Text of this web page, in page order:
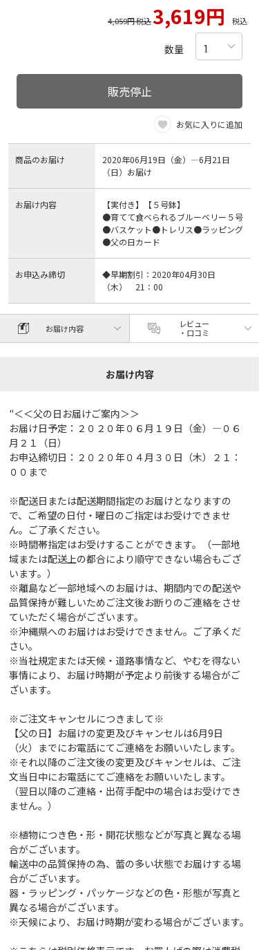
4,059円 税込3,619円 税込
数量
販売停止
お気に入りに追加
商品のお届け
2020年06月19日（金）―6月21日
（日）お届け
お届け内容
【実付き】【５号鉢】
●育てて食べられるブルーベリー５号
●バスケット●トレリス●ラッピング
●父の日カード
お申込み締切
◆早期割引：2020年04月30日
（木） 21：00
お届け内容
レビュー
・口コミ
お届け内容
"＜＜父の日お届けご案内＞＞
お届け日予定：２０２０年０６月１９日（金）―０６
月２１（日）
お申込締切日：２０２０年０４月３０日（木）２１：
００まで
※配送日または配送期間指定のお届けとなりますの
で、ご希望の日付・曜日のご指定はお受けできませ
ん。ご了承ください。
※時間帯指定はお受けすることができます。（一部地
域または配送上の都合により順守できない場合もござ
います。）
※離島など一部地域へのお届けは、期間内での配送や
品質保持が難しいためご注文後お断りのご連絡をさせ
ていただく場合がございます。
※沖縄県へのお届けはお受けできません。ご了承くだ
さい。
※当社規定または天候・道路事情など、やむを得ない
事情により、お届け時期が予定より前後する場合がご
ざいます。
※ご注文キャンセルにつきまして※
【父の日】お届けの変更及びキャンセルは6月9日
（火）までにお電話にてご連絡をお願いいたします。
※それ以降のご注文後の変更及びキャンセルは、ご注
文当日中にお電話にてご連絡をお願いいたします。
（翌日以降のご連絡・出荷手配中の場合はお受けでき
ません。）
※植物につき色・形・開花状態などが写真と異なる場
合がございます。
輸送中の品質保持の為、蕾の多い状態でお届けする場
合がございます。
器・ラッピング・パッケージなどの色・形態が写真と
異なる場合がございます。
※天候により、お届け時期が変わる場合がございます。